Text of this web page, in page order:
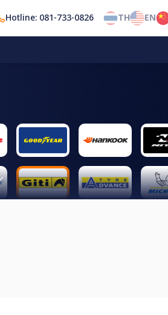
Hotline: 081-733-0826 TH EN